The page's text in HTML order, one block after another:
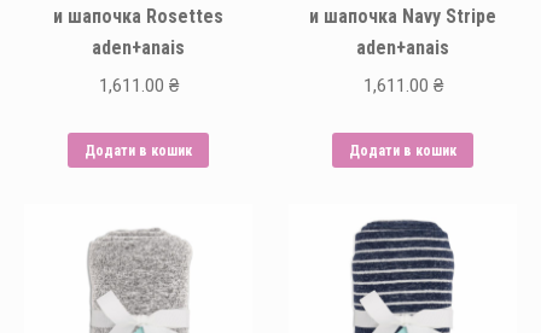
и шапочка Rosettes
aden+anais
1,611.00 ₴
Додати в кошик
и шапочка Navy Stripe
aden+anais
1,611.00 ₴
Додати в кошик